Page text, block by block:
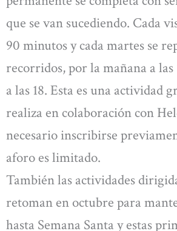
que se van sucediendo. Cada
90 minutos y cada martes se
recorridos, por la mañana a las
a las 18. Esta es una actividad
realiza en colaboración con
necesario inscribirse
aforo es limitado.
También las actividades
retoman en octubre para
hasta Semana Santa y estas